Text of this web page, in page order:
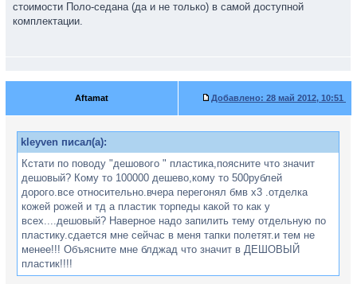
стоимости Поло-седана (да и не только) в самой доступной
комплектации.
Aftamat Добавлено: 28 май 2012, 10:51
kleyven писал(а):
Кстати по поводу "дешового " пластика,поясните что значит
дешовый? Кому то 100000 дешево,кому то 500рублей
дорого.все относительно.вчера перегонял бмв х3 .отделка
кожей рожей и тд а пластик торпеды какой то как у
всех....дешовый? Наверное надо запилить тему отдельную по
пластику.сдается мне сейчас в меня тапки полетят.и тем не
менее!!! Объясните мне блджад что значит в ДЕШОВЫЙ
пластик!!!!